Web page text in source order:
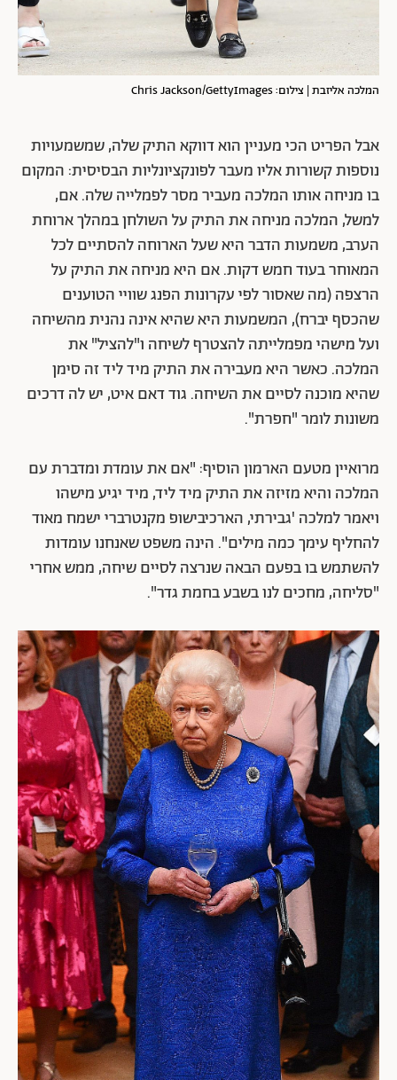
המלכה אליזבת | צילום: Chris Jackson/GettyImages
אבל הפריט הכי מעניין הוא דווקא התיק שלה, שמשמעויות
נוספות קשורות אליו מעבר לפונקציונליות הבסיסית: המקום
בו מניחה אותו המלכה מעביר מסר לפמלייה שלה. אם,
למשל, המלכה מניחה את התיק על השולחן במהלך ארוחת
הערב, משמעות הדבר היא שעל הארוחה להסתיים לכל
המאוחר בעוד חמש דקות. אם היא מניחה את התיק על
הרצפה (מה שאסור לפי עקרונות הפנג שוויי הטוענים
שהכסף יברח), המשמעות היא שהיא אינה נהנית מהשיחה
ועל מישהי מפמלייתה להצטרף לשיחה ו"להציל" את
המלכה. כאשר היא מעבירה את התיק מיד ליד זה סימן
שהיא מוכנה לסיים את השיחה. גוד דאם איט, יש לה דרכים
משונות לומר "חפרת".
מרואיין מטעם הארמון הוסיף: "אם את עומדת ומדברת עם
המלכה והיא מזיזה את התיק מיד ליד, מיד יגיע מישהו
ויאמר למלכה 'גבירתי, הארכיבישופ מקנטרברי ישמח מאוד
להחליף עימך כמה מילים". הינה משפט שאנחנו עומדות
להשתמש בו בפעם הבאה שנרצה לסיים שיחה, ממש אחרי
"סליחה, מחכים לנו בשבע בחמת גדר".